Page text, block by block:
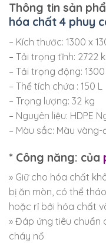
Thông tin sản
hóa chất 4 phuy
– Kích thước: 1300 x
– Tải trọng tĩnh: 2722
– Tải trọng động:
– Thể tích chứa : 150 L
– Trọng lượng: 32 kg
– Nguyên liệu: HDPE
– Màu sắc: Màu
* Công năng: của
» Giữ cho hóa chất
bị ăn mòn, có thể
hoặc rỉ bởi hóa chất
» Đáp ứng tiêu chuẩn
cháy nổ